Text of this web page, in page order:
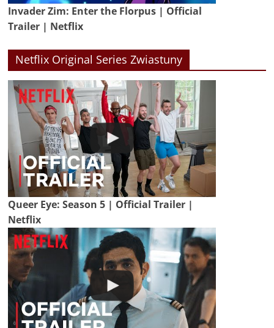
Invader Zim: Enter the Florpus | Official
Trailer | Netflix
Netflix Original Series Zwiastuny
Queer Eye: Season 5 | Official Trailer |
Netflix